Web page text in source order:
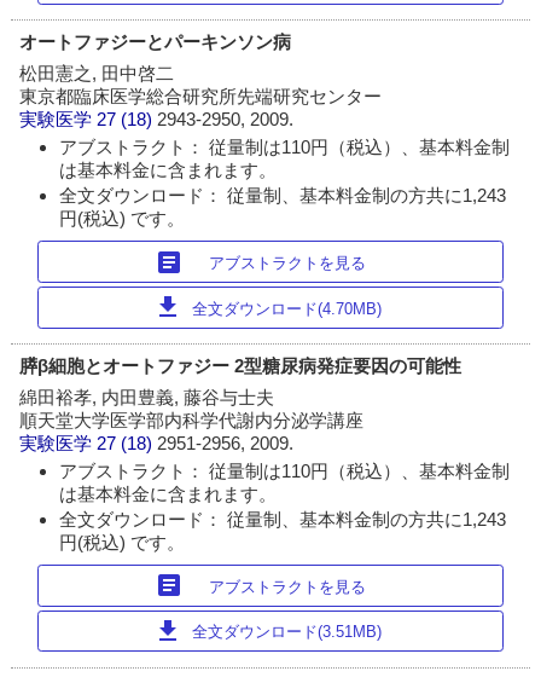
オートファジーとパーキンソン病
松田憲之, 田中啓二
東京都臨床医学総合研究所先端研究センター
実験医学 27 (18)2943-2950, 2009.
アブストラクト： 従量制は110円（税込）、基本料金制
は基本料金に含まれます。
全文ダウンロード： 従量制、基本料金制の方共に1,243
円(税込) です。
article アブストラクトを見る
download 全文ダウンロード(4.70MB)
膵β細胞とオートファジー 2型糖尿病発症要因の可能性
綿田裕孝, 内田豊義, 藤谷与士夫
順天堂大学医学部内科学代謝内分泌学講座
実験医学 27 (18) 2951-2956, 2009.
アブストラクト： 従量制は110円（税込）、基本料金制
は基本料金に含まれます。
全文ダウンロード： 従量制、基本料金制の方共に1,243
円(税込) です。
article アブストラクトを見る
download 全文ダウンロード(3.51MB)